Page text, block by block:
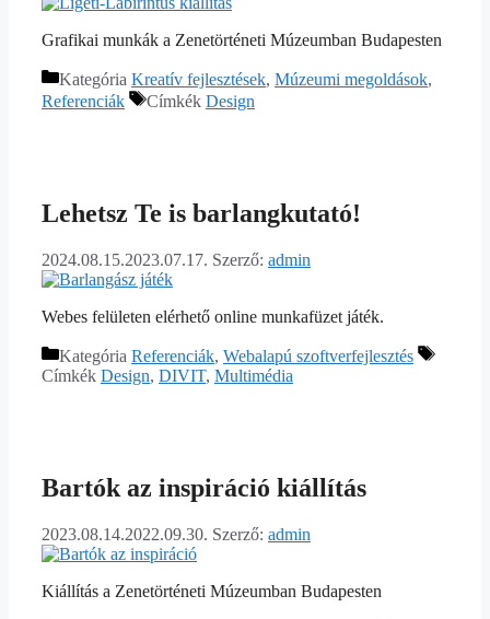
Grafikai munkák a Zenetörténeti Múzeumban Budapesten
Kategória Kreatív fejlesztések, Múzeumi megoldások,
Referenciák
Címkék Design
Lehetsz Te is barlangkutató!
2024.08.15.2023.07.17. Szerző: admin
Webes felületen elérhető online munkafüzet játék.
Kategória Referenciák, Webalapú szoftverfejlesztés
Címkék Design, DIVIT, Multimédia
Bartók az inspiráció kiállítás
2023.08.14.2022.09.30. Szerző: admin
Kiállítás a Zenetörténeti Múzeumban Budapesten